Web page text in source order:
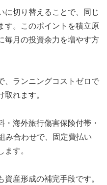
に切り替えることで、同じ
す。このポイントを積立原
毎月の投資余力を増やす方
、ランニングコストゼロで
れます。
・海外旅行傷害保険付帯・
み合わせで、固定費払い
す。
産形成の補完手段です。